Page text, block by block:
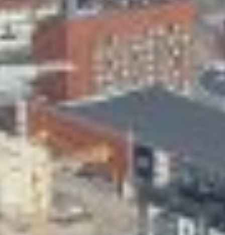
Skeittihalli
Varhaiskasvatus
Ateria- ja välipalamaksut
Mämminiemi
Taideapteekki
Kirjasto
Valon Kaupunki